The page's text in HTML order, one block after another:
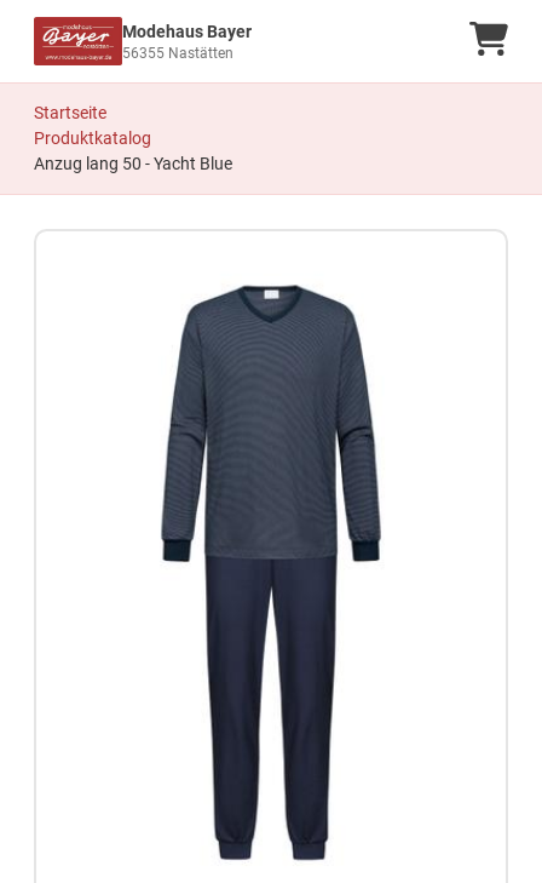
Modehaus Bayer
56355 Nastätten
Startseite
Produktkatalog
Anzug lang 50 - Yacht Blue